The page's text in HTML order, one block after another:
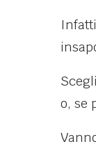
o, se